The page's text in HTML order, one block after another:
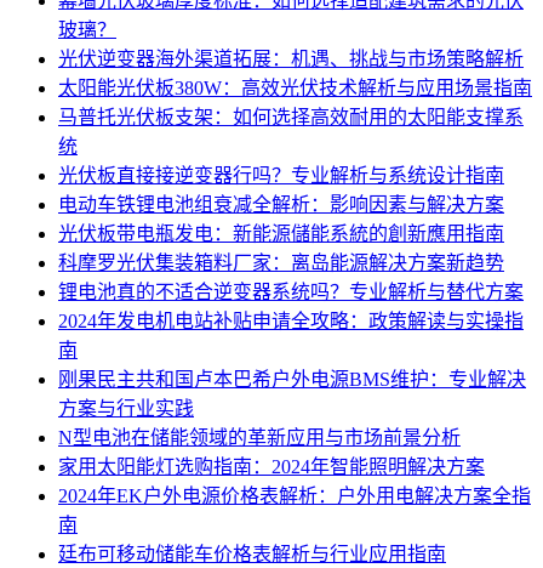
玻璃？
光伏逆变器海外渠道拓展：机遇、挑战与市场策略解析
太阳能光伏板380W：高效光伏技术解析与应用场景指南
马普托光伏板支架：如何选择高效耐用的太阳能支撑系
统
光伏板直接接逆变器行吗？专业解析与系统设计指南
电动车铁锂电池组衰减全解析：影响因素与解决方案
光伏板带电瓶发电：新能源儲能系統的創新應用指南
科摩罗光伏集装箱料厂家：离岛能源解决方案新趋势
锂电池真的不适合逆变器系统吗？专业解析与替代方案
2024年发电机电站补贴申请全攻略：政策解读与实操指
南
刚果民主共和国卢本巴希户外电源BMS维护：专业解决
方案与行业实践
N型电池在储能领域的革新应用与市场前景分析
家用太阳能灯选购指南：2024年智能照明解决方案
2024年EK户外电源价格表解析：户外用电解决方案全指
南
廷布可移动储能车价格表解析与行业应用指南